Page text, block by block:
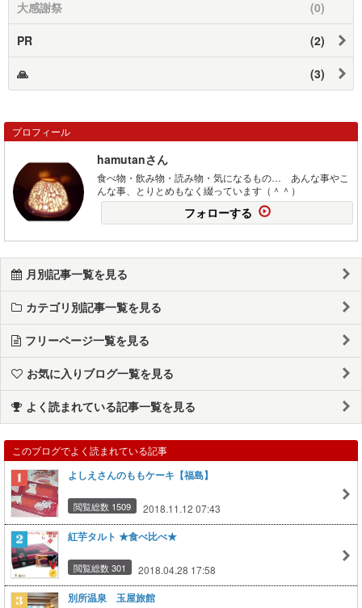
大感謝祭 (0)
PR (2)
🙏 (3)
プロフィール
hamutanさん
食べ物・飲み物・読み物・気になるもの… あんな事やこ
んな事、とりとめもなく綴っています（＾＾）
フォローする
月別記事一覧を見る
カテゴリ別記事一覧を見る
フリーページ一覧を見る
お気に入りブログ一覧を見る
よく読まれている記事一覧を見る
このブログでよく読まれている記事
よしえさんのももケーキ【福島】
閲覧総数 1509 2018.11.12 07:43
紅芋タルト ★食べ比べ★
閲覧総数 301 2018.04.28 17:58
別所温泉 玉屋旅館